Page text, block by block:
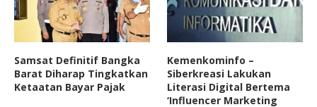
Samsat Definitif Bangka
Barat Diharap Tingkatkan
Ketaatan Bayar Pajak
Kemenkominfo –
Siberkreasi Lakukan
Literasi Digital Bertema
‘Influencer Marketing